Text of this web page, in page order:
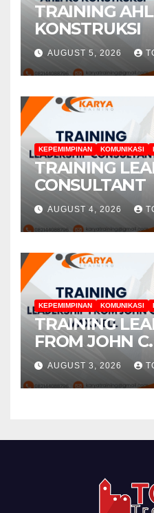
TRAINING
KONSTRUKSI
AUGUST 5, 2026
KEPEMIMPINAN KOMUNIKASI
TRAINING
CONSULTANT
AUGUST 4, 2026
KEPEMIMPINAN KOMUNIKASI
TRAINING
FROM JOHN
AUGUST 3, 2026